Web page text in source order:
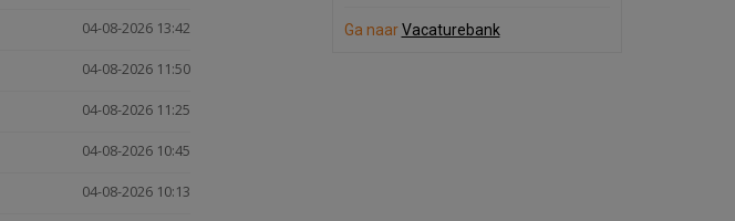
04-08-2026 13:42
04-08-2026 11:50
04-08-2026 11:25
04-08-2026 10:45
04-08-2026 10:13
Ga naarVacaturebank